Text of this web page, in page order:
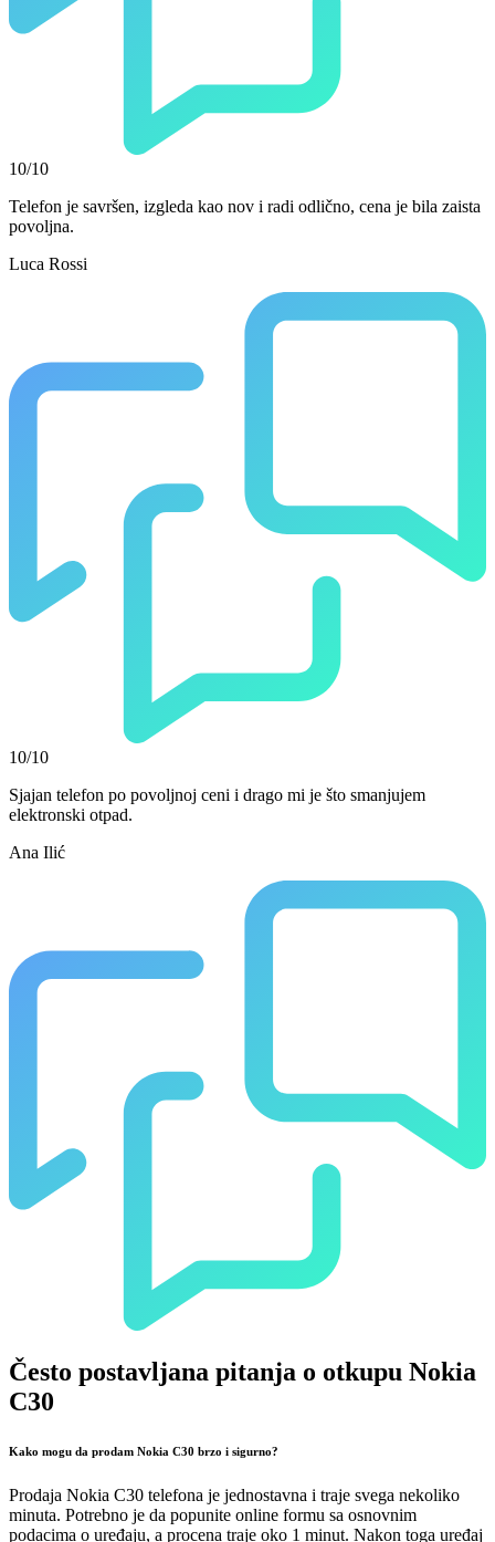
10/10
Telefon je savršen, izgleda kao nov i radi odlično, cena je bila zaista
povoljna.
Luca Rossi
10/10
Sjajan telefon po povoljnoj ceni i drago mi je što smanjujem
elektronski otpad.
Ana Ilić
Često postavljana pitanja o otkupu Nokia
C30
Kako mogu da prodam Nokia C30 brzo i sigurno?
Prodaja Nokia C30 telefona je jednostavna i traje svega nekoliko
minuta. Potrebno je da popunite online formu sa osnovnim
podacima o uređaju, a procena traje oko 1 minut. Nakon toga uređaj